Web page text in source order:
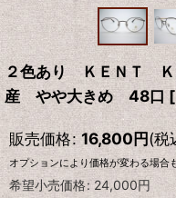
２色あり ＫＥＮＴ
産 やや大きめ 48口 [
販売価格: 16,800円(税
オプションにより価格が変わる場合
希望小売価格: 24,000円